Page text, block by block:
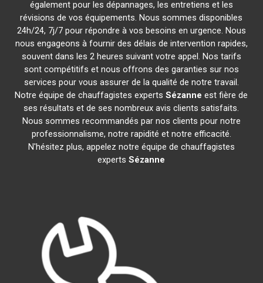
également pour les dépannages, les entretiens et les
révisions de vos équipements. Nous sommes disponibles
24h/24, 7j/7 pour répondre à vos besoins en urgence. Nous
nous engageons à fournir des délais de intervention rapides,
souvent dans les 2 heures suivant votre appel. Nos tarifs
sont compétitifs et nous offrons des garanties sur nos
services pour vous assurer de la qualité de notre travail.
Notre équipe de chauffagistes expertsSézanne est fière de
ses résultats et de ses nombreux avis clients satisfaits.
Nous sommes recommandés par nos clients pour notre
professionnalisme, notre rapidité et notre efficacité.
N'hésitez plus, appelez notre équipe de chauffagistes
expertsSézanne